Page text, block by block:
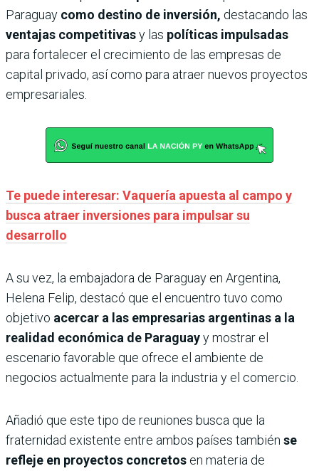
Paraguay como destino de inversión, destacando las
ventajas competitivasy las políticas impulsadas
para fortalecer el crecimiento de las empresas de
capital privado, así como para atraer nuevos proyectos
empresariales.
Te puede interesar: Vaquería apuesta al campo y
busca atraer inversiones para impulsar su
desarrollo
A su vez, la embajadora de Paraguay en Argentina,
Helena Felip, destacó que el encuentro tuvo como
objetivo acercar a las empresarias argentinas a la
realidad económica de Paraguayy mostrar el
escenario favorable que ofrece el ambiente de
negocios actualmente para la industria y el comercio.
Añadió que este tipo de reuniones busca que la
fraternidad existente entre ambos países también se
refleje en proyectos concretos en materia de